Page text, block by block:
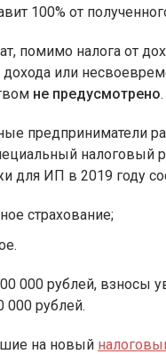
100% от
помимо налога от
или
не предусмотрено.
предприниматели
для ИП в 2019 году
страхование;
000 рублей, взносы
рублей.
на новый